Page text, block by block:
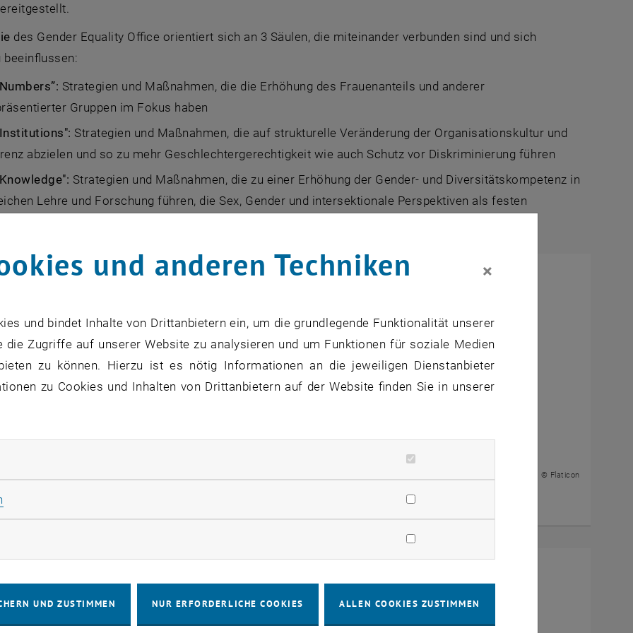
des Gender Equality Office orientiert sich an 3 Säulen, die miteinander verbunden sind und sich
beeinflussen:
Strategien und Maßnahmen, die die Erhöhung des Frauenanteils und anderer
Gruppen im Fokus haben
Strategien und Maßnahmen, die auf strukturelle Veränderung der Organisationskultur und
abzielen und so zu mehr Geschlechtergerechtigkeit wie auch Schutz vor Diskriminierung führen
Strategien und Maßnahmen, die zu einer Erhöhung der Gender- und Diversitätskompetenz in
Lehre und Forschung führen, die Sex, Gender und intersektionale Perspektiven als festen
© Flaticon
und anderen Techniken ×
und bindet Inhalte von Drittanbietern ein, um die grundlegende Funktionalität unserer
Zugriffe auf unserer Website zu analysieren und um Funktionen für soziale Medien
zu können. Hierzu ist es nötig Informationen an die jeweiligen Dienstanbieter
zu Cookies und Inhalten von Drittanbietern auf der Website finden Sie in unserer
Cookies zulassen
UND ZUSTIMMEN NUR ERFORDERLICHE COOKIES ALLEN COOKIES ZUSTIMMEN